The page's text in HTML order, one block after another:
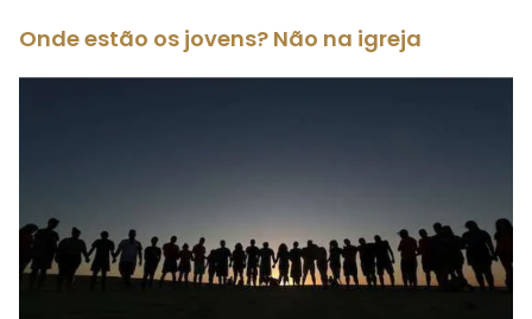
Onde estão os jovens? Não na igreja